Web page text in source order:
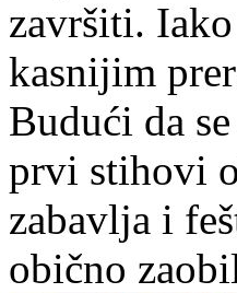
završiti.
kasnijim
Budući da
prvi stihovi
zabavlja i
obično